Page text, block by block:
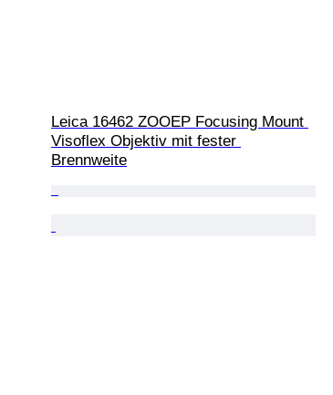
Leica 16462 ZOOEP Focusing Mount
Visoflex Objektiv mit fester
Brennweite